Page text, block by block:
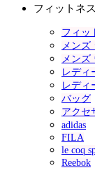
フィットネ
フィッ
メンズ
メンズ
レディ
レディ
バッグ
アクセ
adidas
FILA
le coq
Reebok